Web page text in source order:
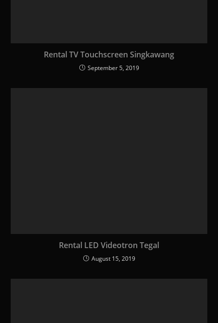
Rental TV Touchscreen Singkawang
September 5, 2019
Rental LED Videotron Tegal
August 15, 2019